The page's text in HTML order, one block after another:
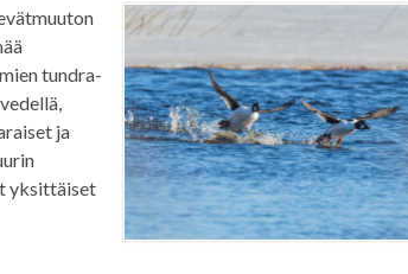
tundra-
ja
yksittäiset